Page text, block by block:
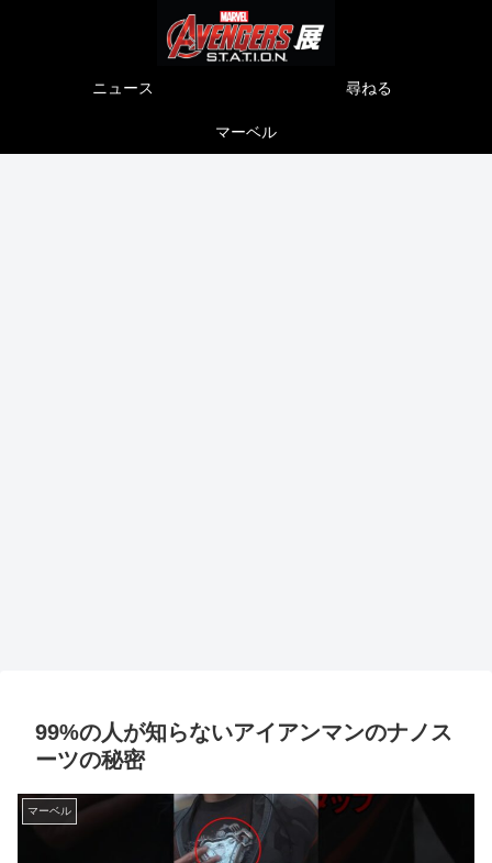
ニュース 尋ねる
マーベル
99%の人が知らないアイアンマンのナノス
ーツの秘密
マーベル